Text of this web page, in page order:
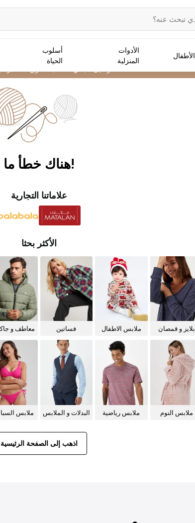
الأطفال
الأدوات
المنزلية
أسلوب
الحياة
!هناك خطأ ما
علاماتنا التجارية
الأكثر بحثا
بلايز و قمصان
ملابس الاطفال فساتين
معاطف و
ملابس النوم
ملابس رياضية
البدلات و الملابس
ملابس
اذهب إلى الصفحة الرئيسية